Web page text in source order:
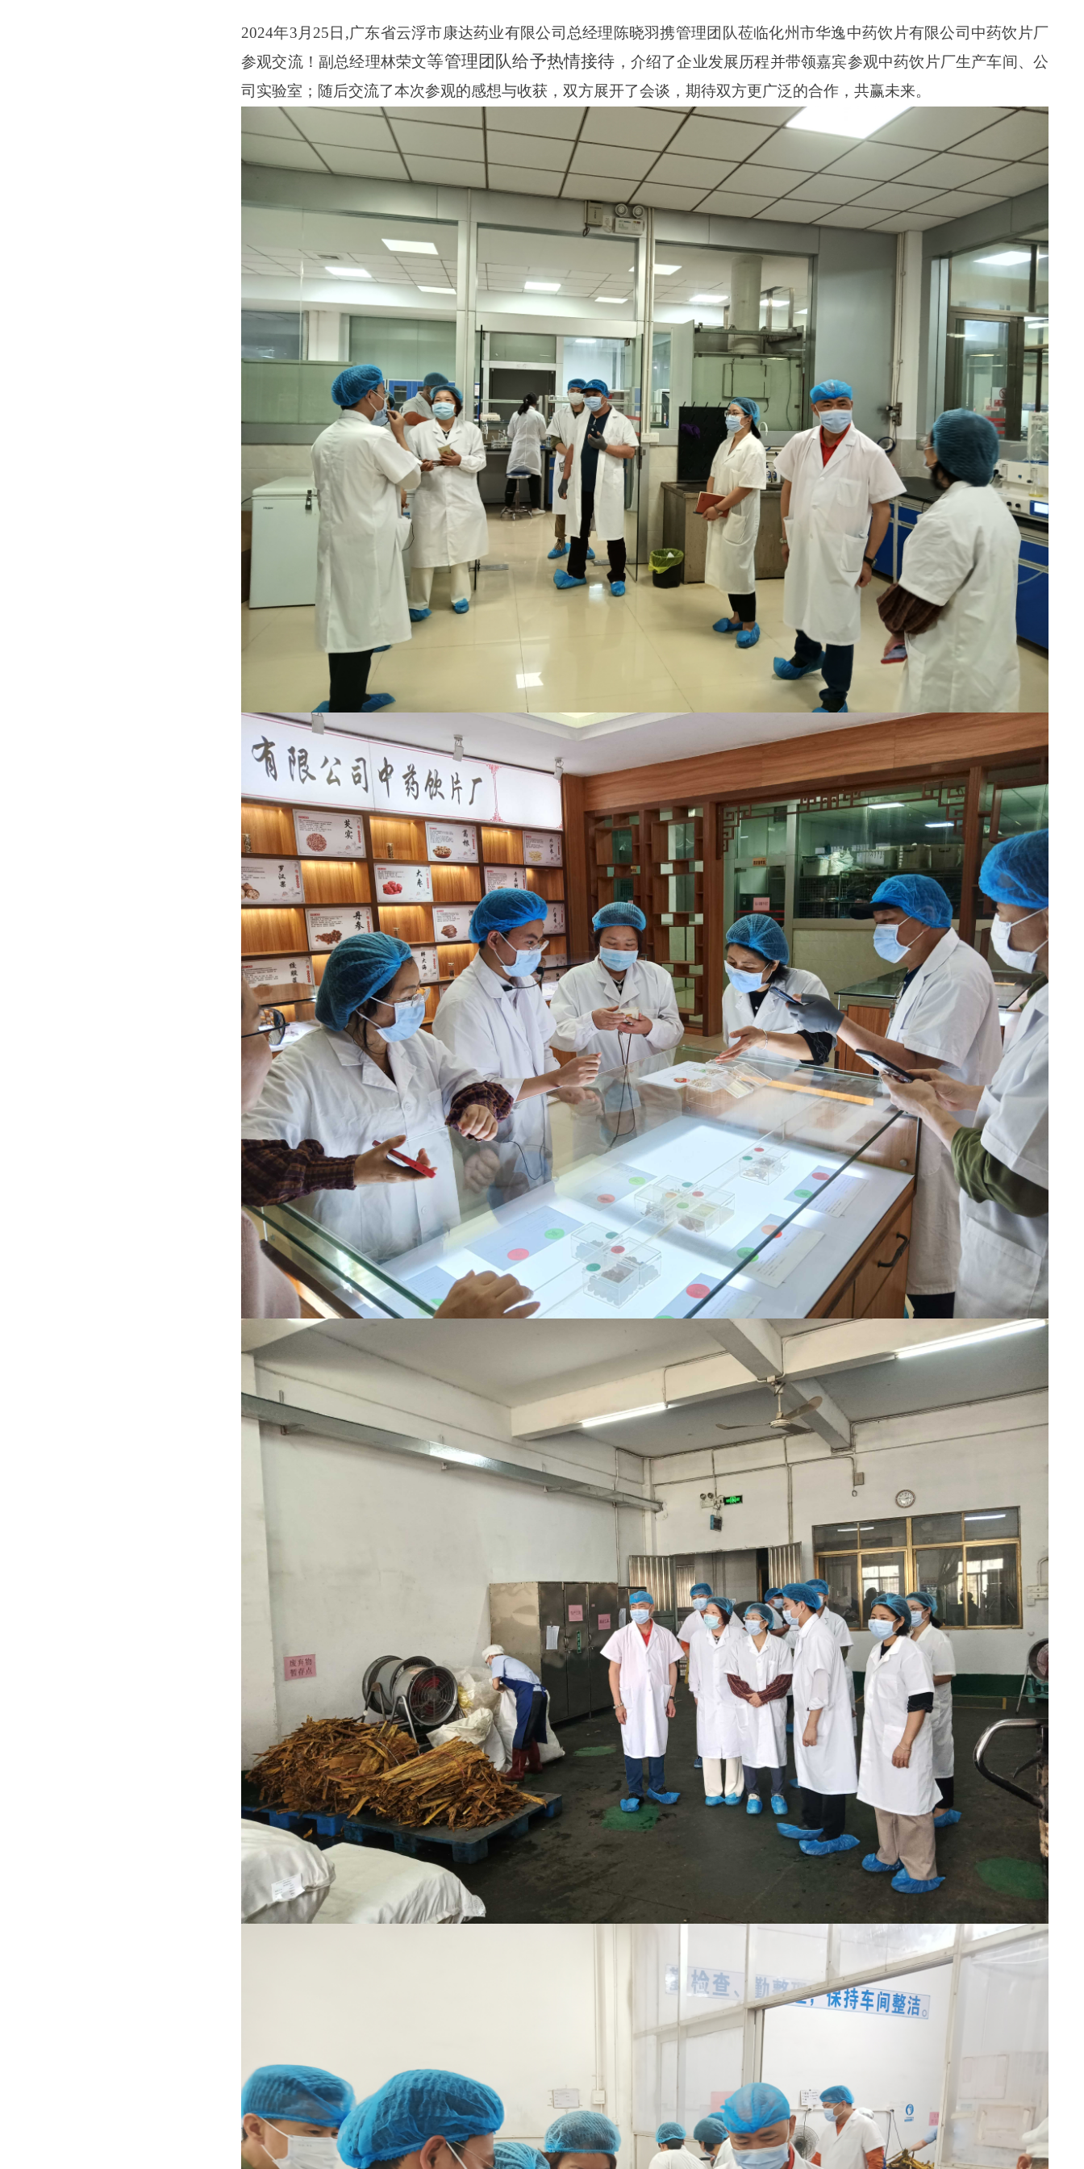
2024年3 月 25 日 ,广东省云浮市康达药业有限公司总经理陈晓羽携管理团队莅临化州市华逸中药饮片有限公司中药饮片厂
参观交流！副总经理林荣文等管理团队给予热情接待 ，介绍了企业发展历程并带领嘉宾参观中药饮片厂生产车间、公
司实验室；随后交流了本次参观的感想与收获， 双方展开了会谈， 期待双方更广泛的合作，共赢未来。